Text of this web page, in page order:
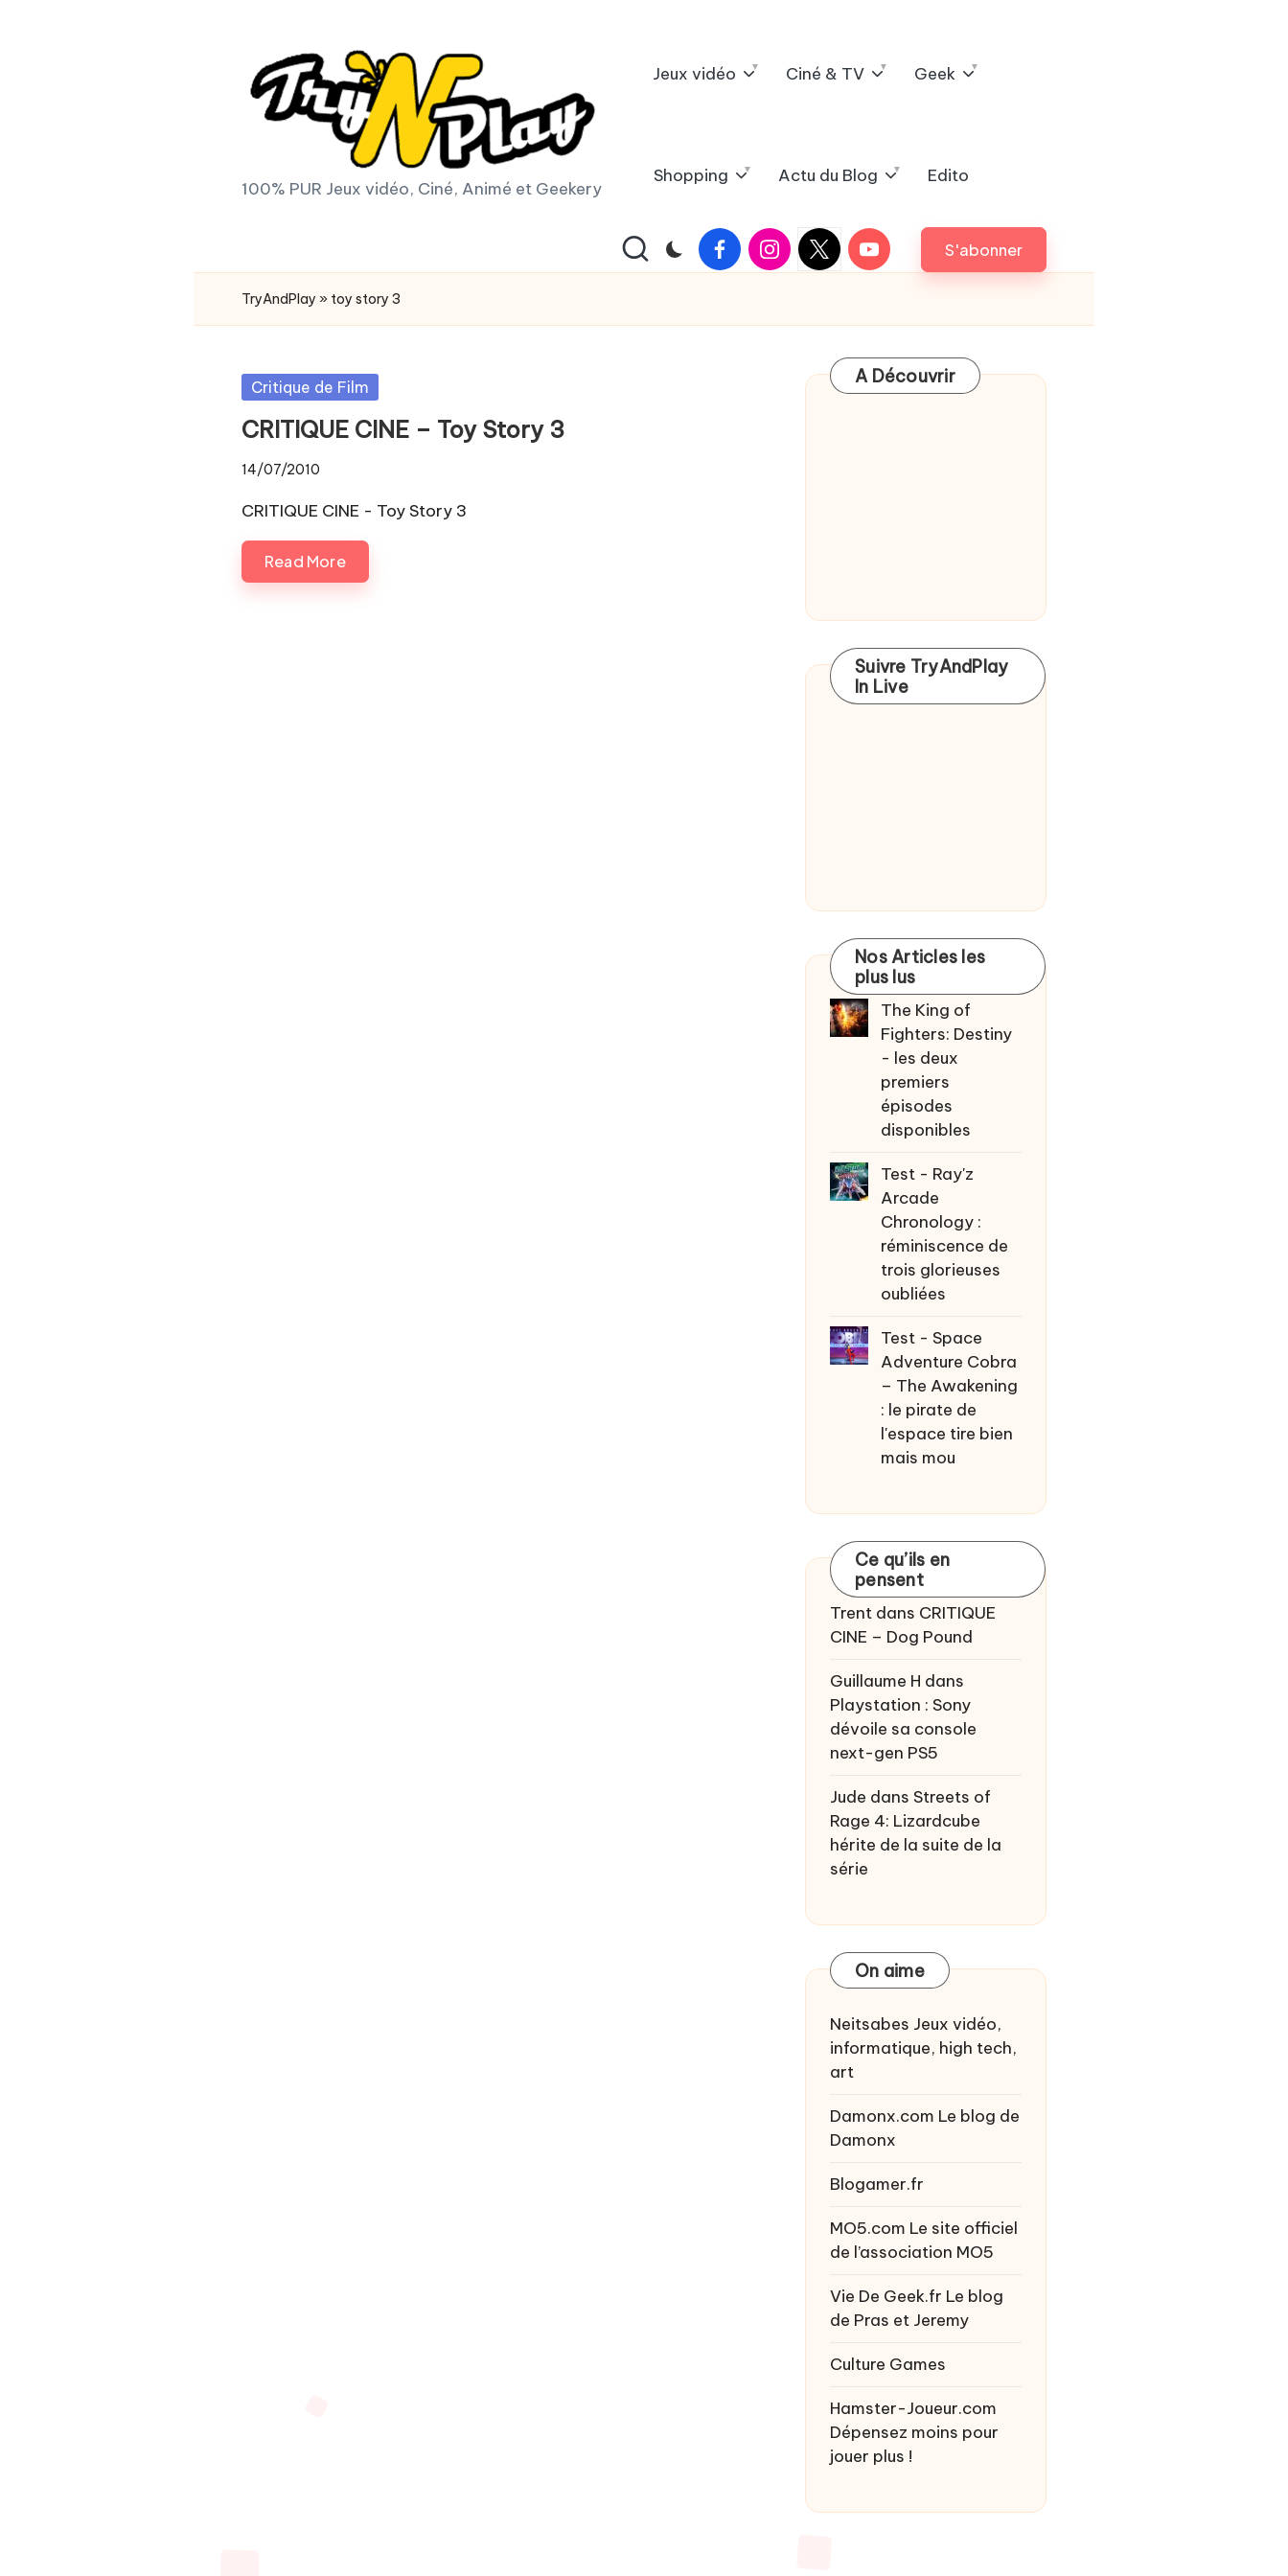
T
y
A
n
d
Pl
a
y.
c
100% PUR Jeux vidéo, Ciné, Animé et Geekery
Jeux vidéo Ciné & TV Geek
Shopping Actu du Blog Edito
FacebookInstagram
X
|
Youtube S'abonner
TryAndPlay » toy story 3
Posted
Critique de Film
CRITIQUE CINE – Toy Story 3
14/07/2010
CRITIQUE CINE - Toy Story 3
Read More
A Découvrir
Suivre TryAndPlay
In Live
Nos Articles les
plus lus
The King of
Fighters: Destiny
- les deux
premiers
épisodes
disponibles
Test - Ray'z
Arcade
Chronology :
réminiscence de
trois glorieuses
oubliées
Test - Space
Adventure Cobra
– The Awakening
: le pirate de
l'espace tire bien
mais mou
Ce qu’ils en
pensent
Trent dans CRITIQUE
CINE – Dog Pound
Guillaume H dans
Playstation : Sony
dévoile sa console
next-gen PS5
Jude dans Streets of
Rage 4: Lizardcube
hérite de la suite de la
série
On aime
Neitsabes Jeux vidéo,
informatique, high tech,
art
Damonx.com Le blog de
Damonx
Blogamer.fr
MO5.com Le site officiel
de l’association MO5
Vie De Geek.fr Le blog
de Pras et Jeremy
Culture Games
Hamster-Joueur.com
Dépensez moins pour
jouer plus !